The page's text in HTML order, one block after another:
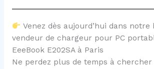
Venez dès aujourd’hui dans notre
vendeur de chargeur pour PC
EeeBook E202SA à Paris
Ne perdez plus de temps à chercher